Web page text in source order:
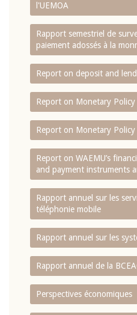
l'UEMOA
Rapport semestriel de
paiement adossés à la
Report on deposit and
Report on Monetary Policy
Report on Monetary Policy
Report on WAEMU’s
and payment instruments
Rapport annuel sur les
téléphonie mobile
Rapport annuel sur les
Rapport annuel de la
Perspectives économiques